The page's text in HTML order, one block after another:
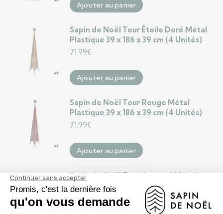
Ajouter au panier
Sapin de Noël Tour Étoile Doré Métal
Plastique 39 x 186 x 39 cm (4 Unités)
71.99€
Ajouter au panier
Sapin de Noël Tour Rouge Métal
Plastique 39 x 186 x 39 cm (4 Unités)
71.99€
Ajouter au panier
Sapin de Noël Tour Argenté Métal
Plastique (Ø 34 x 154 cm)
16.99€